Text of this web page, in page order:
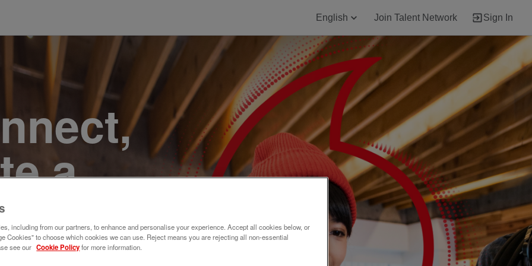
English Join Talent Network Sign In
a
Join
including from our partners, to enhance and personalise your experience. Accept all cookies below, or
Cookies" to choose which cookies we can use. Reject means you are rejecting all non-essential
see our Cookie Policyfor more information.